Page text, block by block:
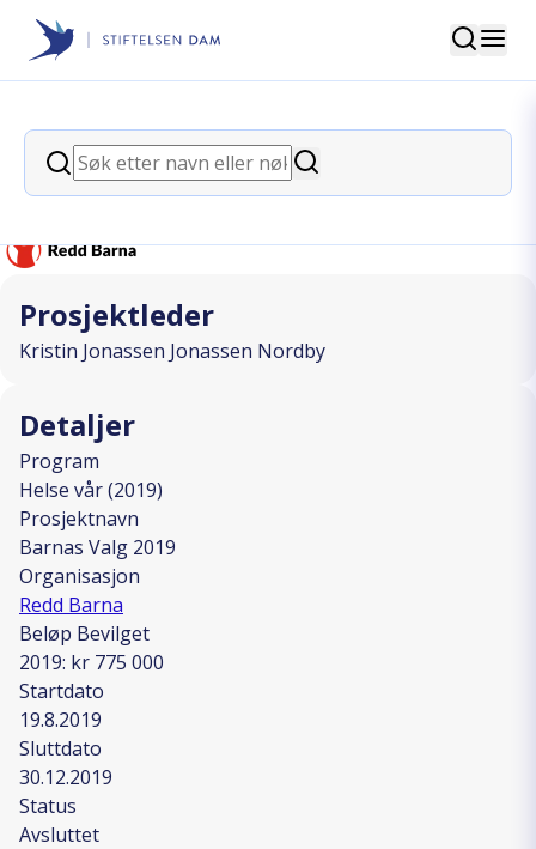
Stiftelsen Dam
Søk
Søk
Søk
back
Barnas Valg 2019
Prosjektleder
Kristin Jonassen Jonassen Nordby
Detaljer
Program
Helse vår (2019)
Prosjektnavn
Barnas Valg 2019
Organisasjon
Redd Barna
Beløp Bevilget
2019: kr 775 000
Startdato
19.8.2019
Sluttdato
30.12.2019
Status
Avsluttet